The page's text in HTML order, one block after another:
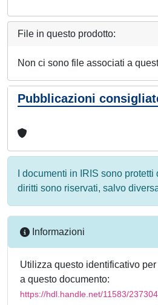
File in questo prodotto:
Non ci sono file associati a
Pubblicazioni
I documenti in IRIS sono
diritti sono riservati, salvo
Informazioni
Utilizza questo identificativo
a questo documento:
https://hdl.handle.net/11583/